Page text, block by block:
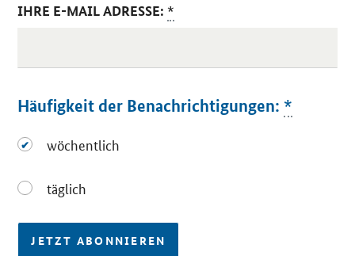
IHRE E-MAIL ADRESSE: *
Häufigkeit der Benachrichtigungen: *
wöchentlich
wöchentlich
täglich
täglich
JETZT ABONNIEREN